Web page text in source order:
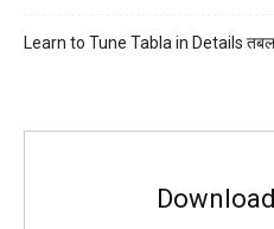
Learn to Tune Tabla in Details